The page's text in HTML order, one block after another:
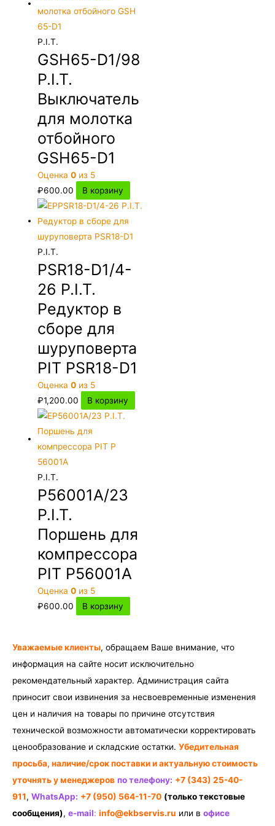
P.I.T.
GSH65-D1/98
P.I.T.
Выключатель
для молотка
отбойного
GSH65-D1
Оценка0 из 5
₽600.00 В корзину
P.I.T.
PSR18-D1/4-
26 P.I.T.
Редуктор в
сборе для
шуруповерта
PIT PSR18-D1
Оценка0 из 5
₽1,200.00 В корзину
P.I.T.
P56001A/23
P.I.T.
Поршень для
компрессора
PIT P56001A
Оценка0 из 5
₽600.00 В корзину
Уважаемые клиенты, обращаем Ваше внимание, что
информация на сайте носит исключительно
рекомендательный характер. Администрация сайта
приносит свои извинения за несвоевременные изменения
цен и наличия на товары по причине отсутствия
технической возможности автоматически корректировать
ценообразование и складские остатки. Убедительная
просьба, наличие/срок поставки и актуальную стоимость
уточнять у менеджеров по телефону: +7 (343) 25-40-
911, WhatsApp: +7 (950) 564-11-70 (только текстовые
сообщения), e-mail: info@ekbservis.ru или в офисе